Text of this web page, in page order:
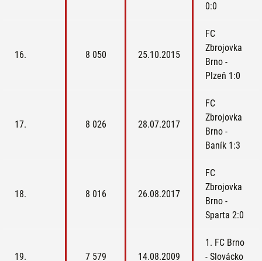
0:0
16. 8 050 25.10.2015
FC
Zbrojovka
Brno -
Plzeň 1:0
17. 8 026 28.07.2017
FC
Zbrojovka
Brno -
Baník 1:3
18. 8 016 26.08.2017
FC
Zbrojovka
Brno -
Sparta 2:0
19. 7 579 14.08.2009
1. FC Brno
- Slovácko